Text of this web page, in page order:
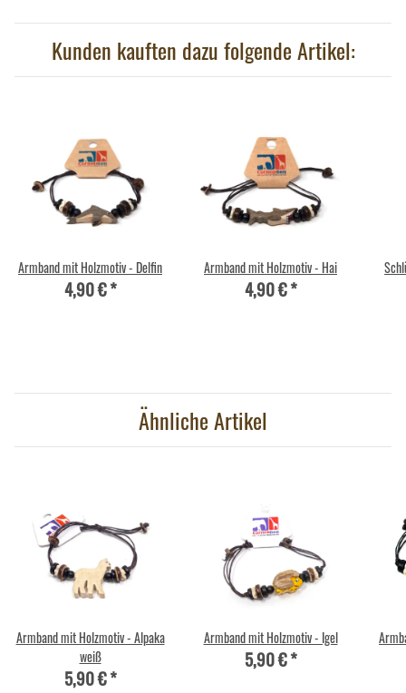
Kunden kauften dazu folgende Artikel:
Armband mit Holzmotiv - Delfin
4,90 €*
Armband mit Holzmotiv - Hai
4,90 €*
Ähnliche Artikel
Armband mit Holzmotiv - Alpaka
weiß
5,90 €*
Armband mit Holzmotiv - Igel
5,90 €*